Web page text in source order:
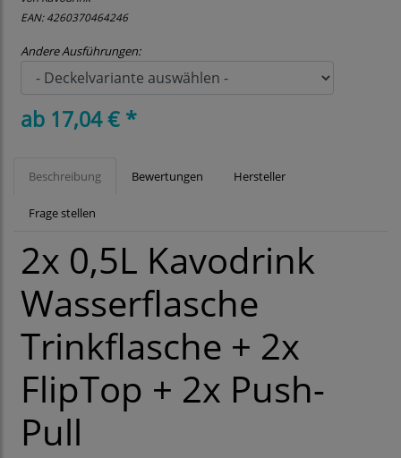
EAN: 4260370464246
Andere Ausführungen:
ab 17,04 € *
Beschreibung Bewertungen Hersteller
Frage stellen
2x 0,5L Kavodrink
Wasserflasche
Trinkflasche + 2x
FlipTop + 2x Push-
Pull